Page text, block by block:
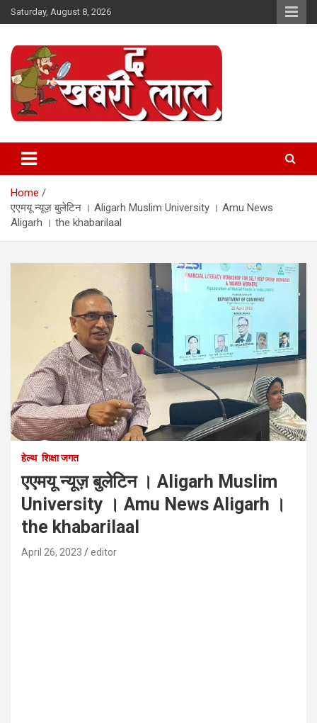
Skip
to
Saturday, August 8, 2026
The Khabri Laal
Online News Portal
Home
एएमयू न्यूज़ बुलेटिन । Aligarh Muslim University । Amu News
Aligarh । the khabarilaal
हेल्थ शिक्षा जगत
एएमयू न्यूज़ बुलेटिन । Aligarh Muslim
University । Amu News Aligarh ।
the khabarilaal
April 26, 2023 editor